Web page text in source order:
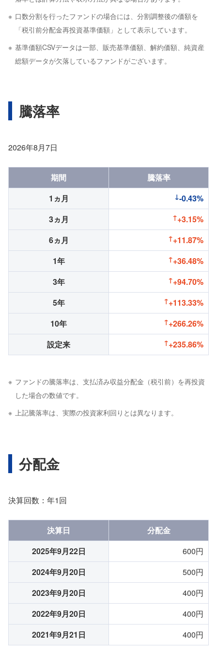
口数分割を行ったファンドの場合には、分割調整後の価額を
「税引前分配金再投資基準価額」として表示しています。
基準価額CSVデータは一部、販売基準価額、解約価額、純資産
総額データが欠落しているファンドがございます。
騰落率
2026年8月7日
期間
騰落率
1ヵ月
-0.43%
3ヵ月
+3.15%
6ヵ月
+11.87%
1年
+36.48%
3年
+94.70%
5年
+113.33%
10年
+266.26%
設定来
+235.86%
ファンドの騰落率は、支払済み収益分配金（税引前）を再投資
した場合の数値です。
上記騰落率は、実際の投資家利回りとは異なります。
分配金
決算回数：年1回
決算日
分配金
2025年9月22日
600円
2024年9月20日
500円
2023年9月20日
400円
2022年9月20日
400円
2021年9月21日
400円